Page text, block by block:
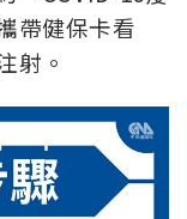
帶健保卡看
射。